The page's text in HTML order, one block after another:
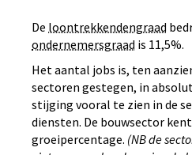
De loontrekkendengraad
ondernemersgraad is 11,5%.
Het aantal jobs is, ten
sectoren gestegen, in
stijging vooral te zien in de
diensten. De bouwsector
groeipercentage. (NB de